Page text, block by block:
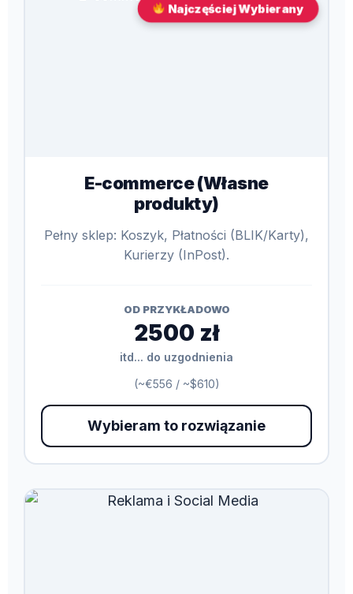
Najczęściej Wybierany
E-commerce (Własne
produkty)
Pełny sklep: Koszyk, Płatności (BLIK/Karty),
Kurierzy (InPost).
OD PRZYKŁADOWO
2500 zł
itd... do uzgodnienia
(~€556 / ~$610)
Wybieram to rozwiązanie